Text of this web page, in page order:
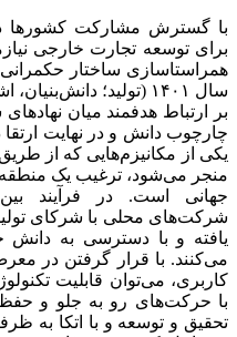
با گسترش مشارکت کشورها
برای توسعه تجارت خارجی
همراستا‌‌‌سازی ساختار
سال ۱۴۰۱ (تولید؛
بر ارتباط هدفمند میان
چارچوب دانش و در نهایت
یکی از مکانیزم‌هایی که از
منجر می‌شود، ترغیب یک منطقه
جهانی است. در فرآیند
شرکت‌های محلی با شرکای
یافته و با دسترسی به دانش
می‌کنند. با قرار گرفتن در
کاربری، می‌‌‌توان قابلیت
با حرکت‌‌‌های رو به جلو و
تحقیق و توسعه و با اتکا به